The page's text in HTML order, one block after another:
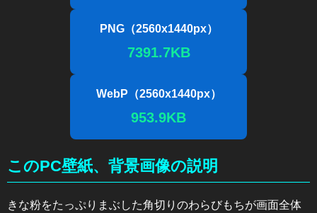
PNG（2560x1440px）
7391.7KB
WebP（2560x1440px）
953.9KB
このPC壁紙、背景画像の説明
きな粉をたっぷりまぶした角切りのわらびもちが画面全体